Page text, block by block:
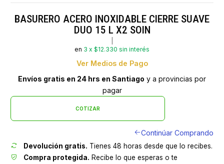
BASURERO ACERO INOXIDABLE CIERRE SUAVE
DUO 15 L X2 SOIN
en 3 x $12.330 sin interés
Ver Medios de Pago
Envíos gratis en 24 hrs en Santiago y a provincias por
pagar
COTIZAR
Continúar Comprando
Devolución gratis. Tienes 48 horas desde que lo recibes.
Compra protegida. Recibe lo que esperas o te